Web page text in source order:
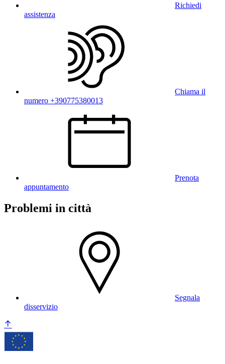
Richiedi
assistenza
Chiama il
numero +390775380013
Prenota
appuntamento
Problemi in città
Segnala
disservizio